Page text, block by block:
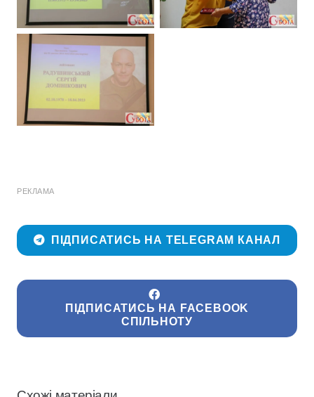
РЕКЛАМА
ПІДПИСАТИСЬ НА TELEGRAM КАНАЛ
ПІДПИСАТИСЬ НА FACEBOOK
СПІЛЬНОТУ